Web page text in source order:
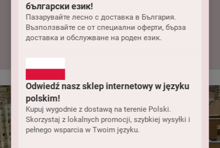
български език!
Пазарувайте лесно с доставка в България.
Възползвайте се от специални оферти, бърза
доставка и обслужване на роден език.
Odwiedź nasz sklep internetowy w języku
polskim!
Kupuj wygodnie z dostawą na terenie Polski.
Skorzystaj z lokalnych promocji, szybkiej wysyłki i
pełnego wsparcia w Twoim języku.
Oddzielne stroje
kąpielowe outlet